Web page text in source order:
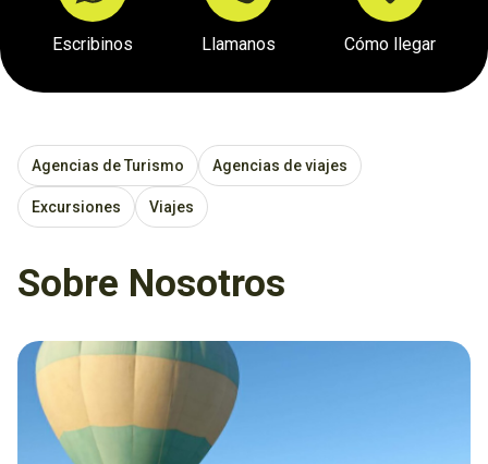
Escribinos Llamanos Cómo llegar
Agencias de Turismo Agencias de viajes
Excursiones Viajes
Sobre Nosotros